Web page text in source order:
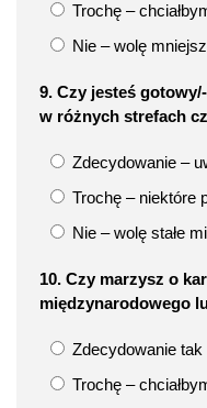
Trochę –
Nie – wolę
9. Czy jesteś
w różnych strefach
Zdecydowanie –
Trochę – niektóre
Nie – wolę stałe
10. Czy marzysz o
międzynarodowego
Zdecydowanie tak
Trochę –